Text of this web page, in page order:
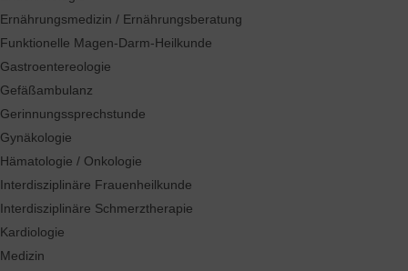
Ernährungsmedizin / Ernährungsberatung
Funktionelle Magen-Darm-Heilkunde
Gastroentereologie
Gefäßambulanz
Gerinnungssprechstunde
Gynäkologie
Hämatologie / Onkologie
Interdisziplinäre Frauenheilkunde
Interdisziplinäre Schmerztherapie
Kardiologie
Medizin